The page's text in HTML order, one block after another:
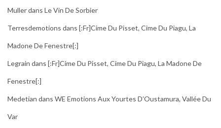
Mullerdans Le Vin De Sorbier
Terresdemotions dans [:fr]Cime Du Pisset, Cime Du Piagu, La
Madone De Fenestre[:]
Legrain dans [:fr]Cime Du Pisset, Cime Du Piagu, La Madone De
Fenestre[:]
Medetian dans WE Emotions Aux Yourtes D’Oustamura, Vallée Du
Var